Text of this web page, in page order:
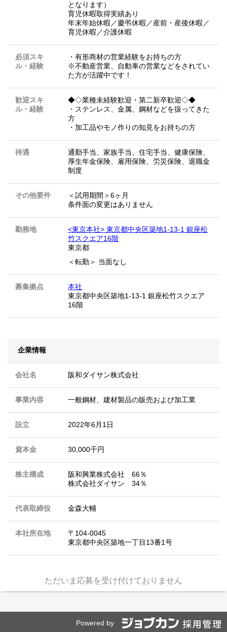
となります）
育児休暇取得実績あり
年末年始休暇／慶弔休暇／産前・産後休暇／
育児休暇／介護休暇
必須スキ
ル・経験
・有形商材の営業経験をお持ちの方
※不動産営業、自動車の営業などをされてい
た方が活躍中です！
歓迎スキ
ル・経験
◆◇業種未経験歓迎・第二新卒歓迎◇◆
・ステンレス、金属、鋼材などを扱ってきた
方
・加工品やモノ作りの知見をお持ちの方
待遇
通勤手当、家族手当、住宅手当、健康保険、
厚生年金保険、雇用保険、労災保険、退職金
制度
その他要件
＜試用期間＞6ヶ月
条件面の変更はありません
勤務地
<東京本社> 東京都中央区築地1-13-1 銀座松
竹スクエア16階
東京都
＜転勤＞ 当面なし
募集拠点
本社
東京都中央区築地1-13-1 銀座松竹スクエア
16階
企業情報
会社名 阪和ダイサン株式会社
事業内容 一般鋼材、建材製品の販売および加工業
設立 2022年6月1日
資本金 30,000千円
株主構成
阪和興業株式会社 66％
株式会社ダイサン 34％
代表取締役 金森大輔
本社所在地
〒104‐0045
東京都中央区築地一丁目13番1号
ただいま応募を受け付けておりません
Powered by